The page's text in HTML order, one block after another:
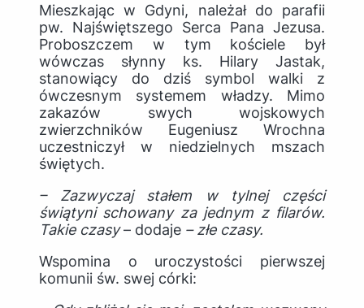
Mieszkając w Gdyni, należał do parafii
pw. Najświętszego Serca Pana Jezusa.
Proboszczem w tym kościele był
wówczas słynny ks. Hilary Jastak,
stanowiący do dziś symbol walki z
ówczesnym systemem władzy. Mimo
zakazów swych wojskowych
zwierzchników Eugeniusz Wrochna
uczestniczył w niedzielnych mszach
świętych.
– Zazwyczaj stałem w tylnej części
świątyni schowany za jednym z filarów.
Takie czasy– dodaje – złe czasy.
Wspomina o uroczystości pierwszej
komunii św. swej córki: